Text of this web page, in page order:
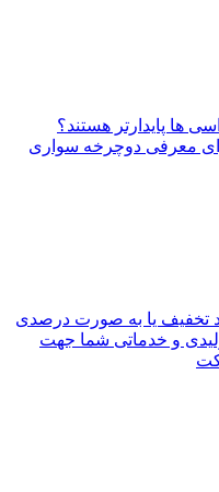
ها پایدارتر هستند؟
معرفی دوچرخه سواری
تخفیف یا به صورت درصدی
و خدماتی شما جهت